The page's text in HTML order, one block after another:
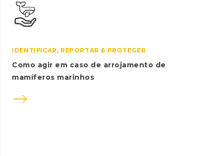

IDENTIFICAR, REPORTAR & PROTEGER
Como agir em caso de arrojamento de
mamíferos marinhos